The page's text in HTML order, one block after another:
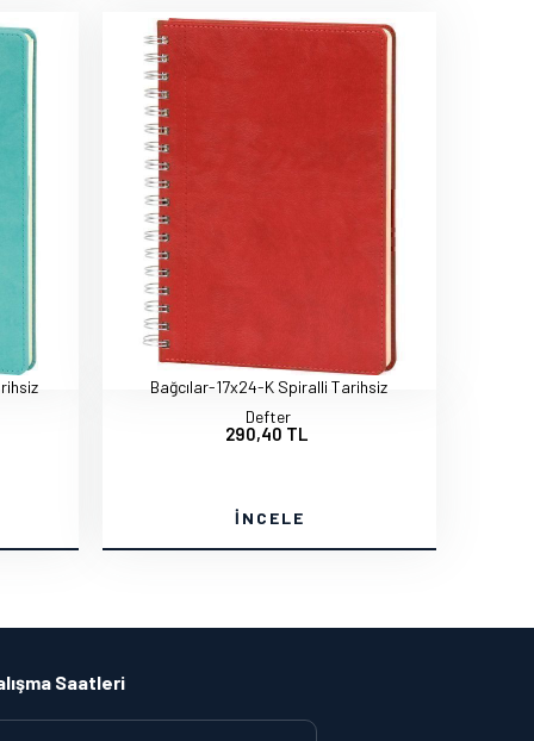
Bağcılar-17x24-K Spiralli Tarihsiz
Defter
290,40 TL
İNCELE
Saatleri